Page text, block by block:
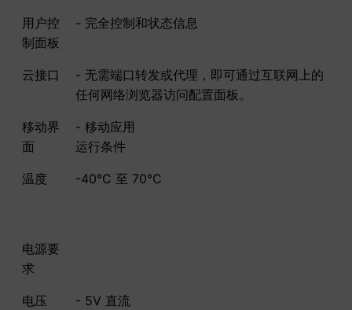
用户控
制面板
- 完全控制和状态信息
云接口
- 无需端口转发或代理，即可通过互联网上的
任何网络浏览器访问配置面板。
移动界
面
- 移动应用
运行条件
温度 -40°C 至 70°C
电源要
求
电压 - 5V 直流